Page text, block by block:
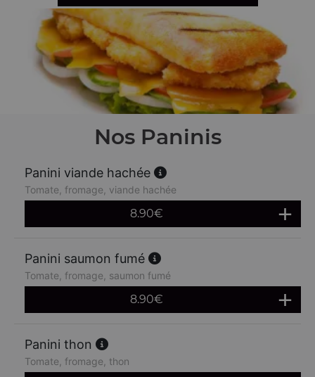
Nos Paninis
Panini viande hachée
Tomate, fromage, viande hachée
8.90€
Panini saumon fumé
Tomate, fromage, saumon fumé
8.90€
Panini thon
Tomate, fromage, thon